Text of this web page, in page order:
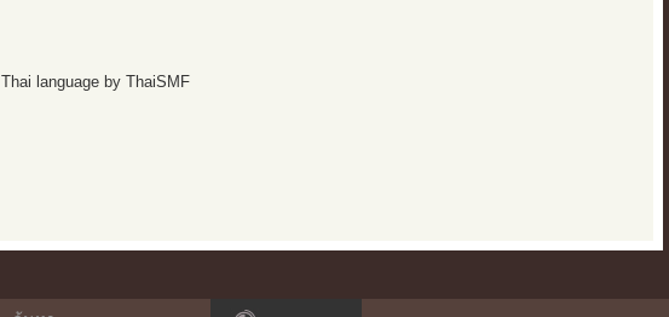
Thai language by ThaiSMF